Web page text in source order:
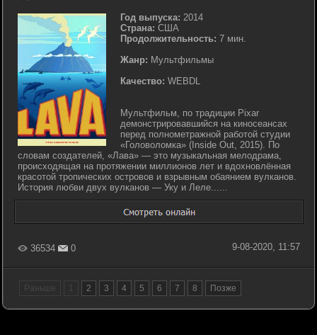
Год выпуска: 2014
Страна: США
Продолжительность: 7 мин.
Жанр: Мультфильмы
Качество: WEBDL
Мультфильм, по традиции Pixar
демонстрировавшийся на киносеансах
перед полнометражной работой студии
«Головоломка» (Inside Out, 2015). По
словам создателей, «Лава» — это музыкальная мелодрама,
происходящая на протяжении миллионов лет и вдохновлённая
красотой тропических островов и взрывным обаянием вулканов.
История любви двух вулканов — Уку и Леле......
36534 0 9-08-2020, 11:57
Раньше 2 3 4 5 6 7 8 Позже